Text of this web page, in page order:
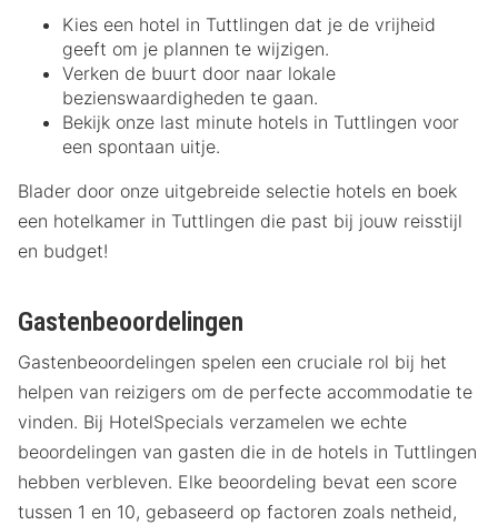
Kies een hotel in Tuttlingen dat je de vrijheid
geeft om je plannen te wijzigen.
Verken de buurt door naar lokale
bezienswaardigheden te gaan.
Bekijk onze last minute hotels in Tuttlingen voor
een spontaan uitje.
Blader door onze uitgebreide selectie hotels en boek
een hotelkamer in Tuttlingen die past bij jouw reisstijl
en budget!
Gastenbeoordelingen
Gastenbeoordelingen spelen een cruciale rol bij het
helpen van reizigers om de perfecte accommodatie te
vinden. Bij HotelSpecials verzamelen we echte
beoordelingen van gasten die in de hotels in Tuttlingen
hebben verbleven. Elke beoordeling bevat een score
tussen 1 en 10, gebaseerd op factoren zoals netheid,